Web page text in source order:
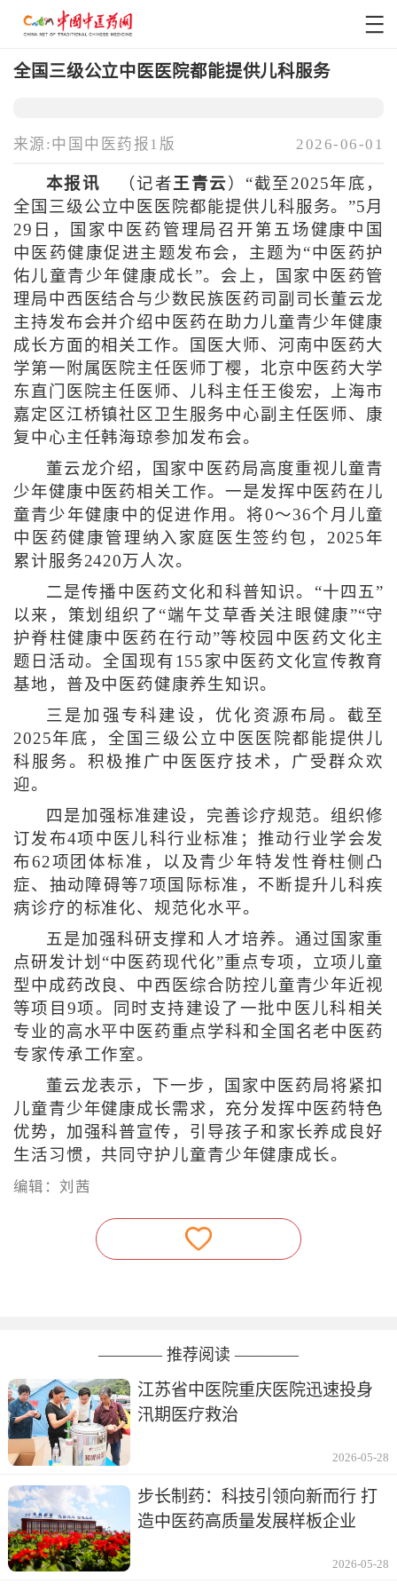
全国三级公立中医医院都能提供儿科服务
来源:中国中医药报1版 2026-06-01
本报讯 （记者王青云 ）“截至2025年底，
全国三级公立中医医院都能提供儿科服务。”5月
29日，国家中医药管理局召开第五场健康中国
中医药健康促进主题发布会，主题为“中医药护
佑儿童青少年健康成长”。会上，国家中医药管
理局中西医结合与少数民族医药司副司长董云龙
主持发布会并介绍中医药在助力儿童青少年健康
成长方面的相关工作。国医大师、河南中医药大
学第一附属医院主任医师丁樱，北京中医药大学
东直门医院主任医师、儿科主任王俊宏，上海市
嘉定区江桥镇社区卫生服务中心副主任医师、康
复中心主任韩海琼参加发布会。
董云龙介绍，国家中医药局高度重视儿童青
少年健康中医药相关工作。一是发挥中医药在儿
童青少年健康中的促进作用。将0～36个月儿童
中医药健康管理纳入家庭医生签约包，2025年
累计服务2420万人次。
二是传播中医药文化和科普知识。“十四五”
以来，策划组织了“端午艾草香关注眼健康”“守
护脊柱健康中医药在行动”等校园中医药文化主
题日活动。全国现有155家中医药文化宣传教育
基地，普及中医药健康养生知识。
三是加强专科建设，优化资源布局。截至
2025年底，全国三级公立中医医院都能提供儿
科服务。积极推广中医医疗技术，广受群众欢
迎。
四是加强标准建设，完善诊疗规范。组织修
订发布4项中医儿科行业标准；推动行业学会发
布62项团体标准，以及青少年特发性脊柱侧凸
症、抽动障碍等7项国际标准，不断提升儿科疾
病诊疗的标准化、规范化水平。
五是加强科研支撑和人才培养。通过国家重
点研发计划“中医药现代化”重点专项，立项儿童
型中成药改良、中西医综合防控儿童青少年近视
等项目9项。同时支持建设了一批中医儿科相关
专业的高水平中医药重点学科和全国名老中医药
专家传承工作室。
董云龙表示，下一步，国家中医药局将紧扣
儿童青少年健康成长需求，充分发挥中医药特色
优势，加强科普宣传，引导孩子和家长养成良好
生活习惯，共同守护儿童青少年健康成长。
编辑：刘茜
———— 推荐阅读 ————
江苏省中医院重庆医院迅速投身
汛期医疗救治
2026-05-28
步长制药：科技引领向新而行 打
造中医药高质量发展样板企业
2026-05-28